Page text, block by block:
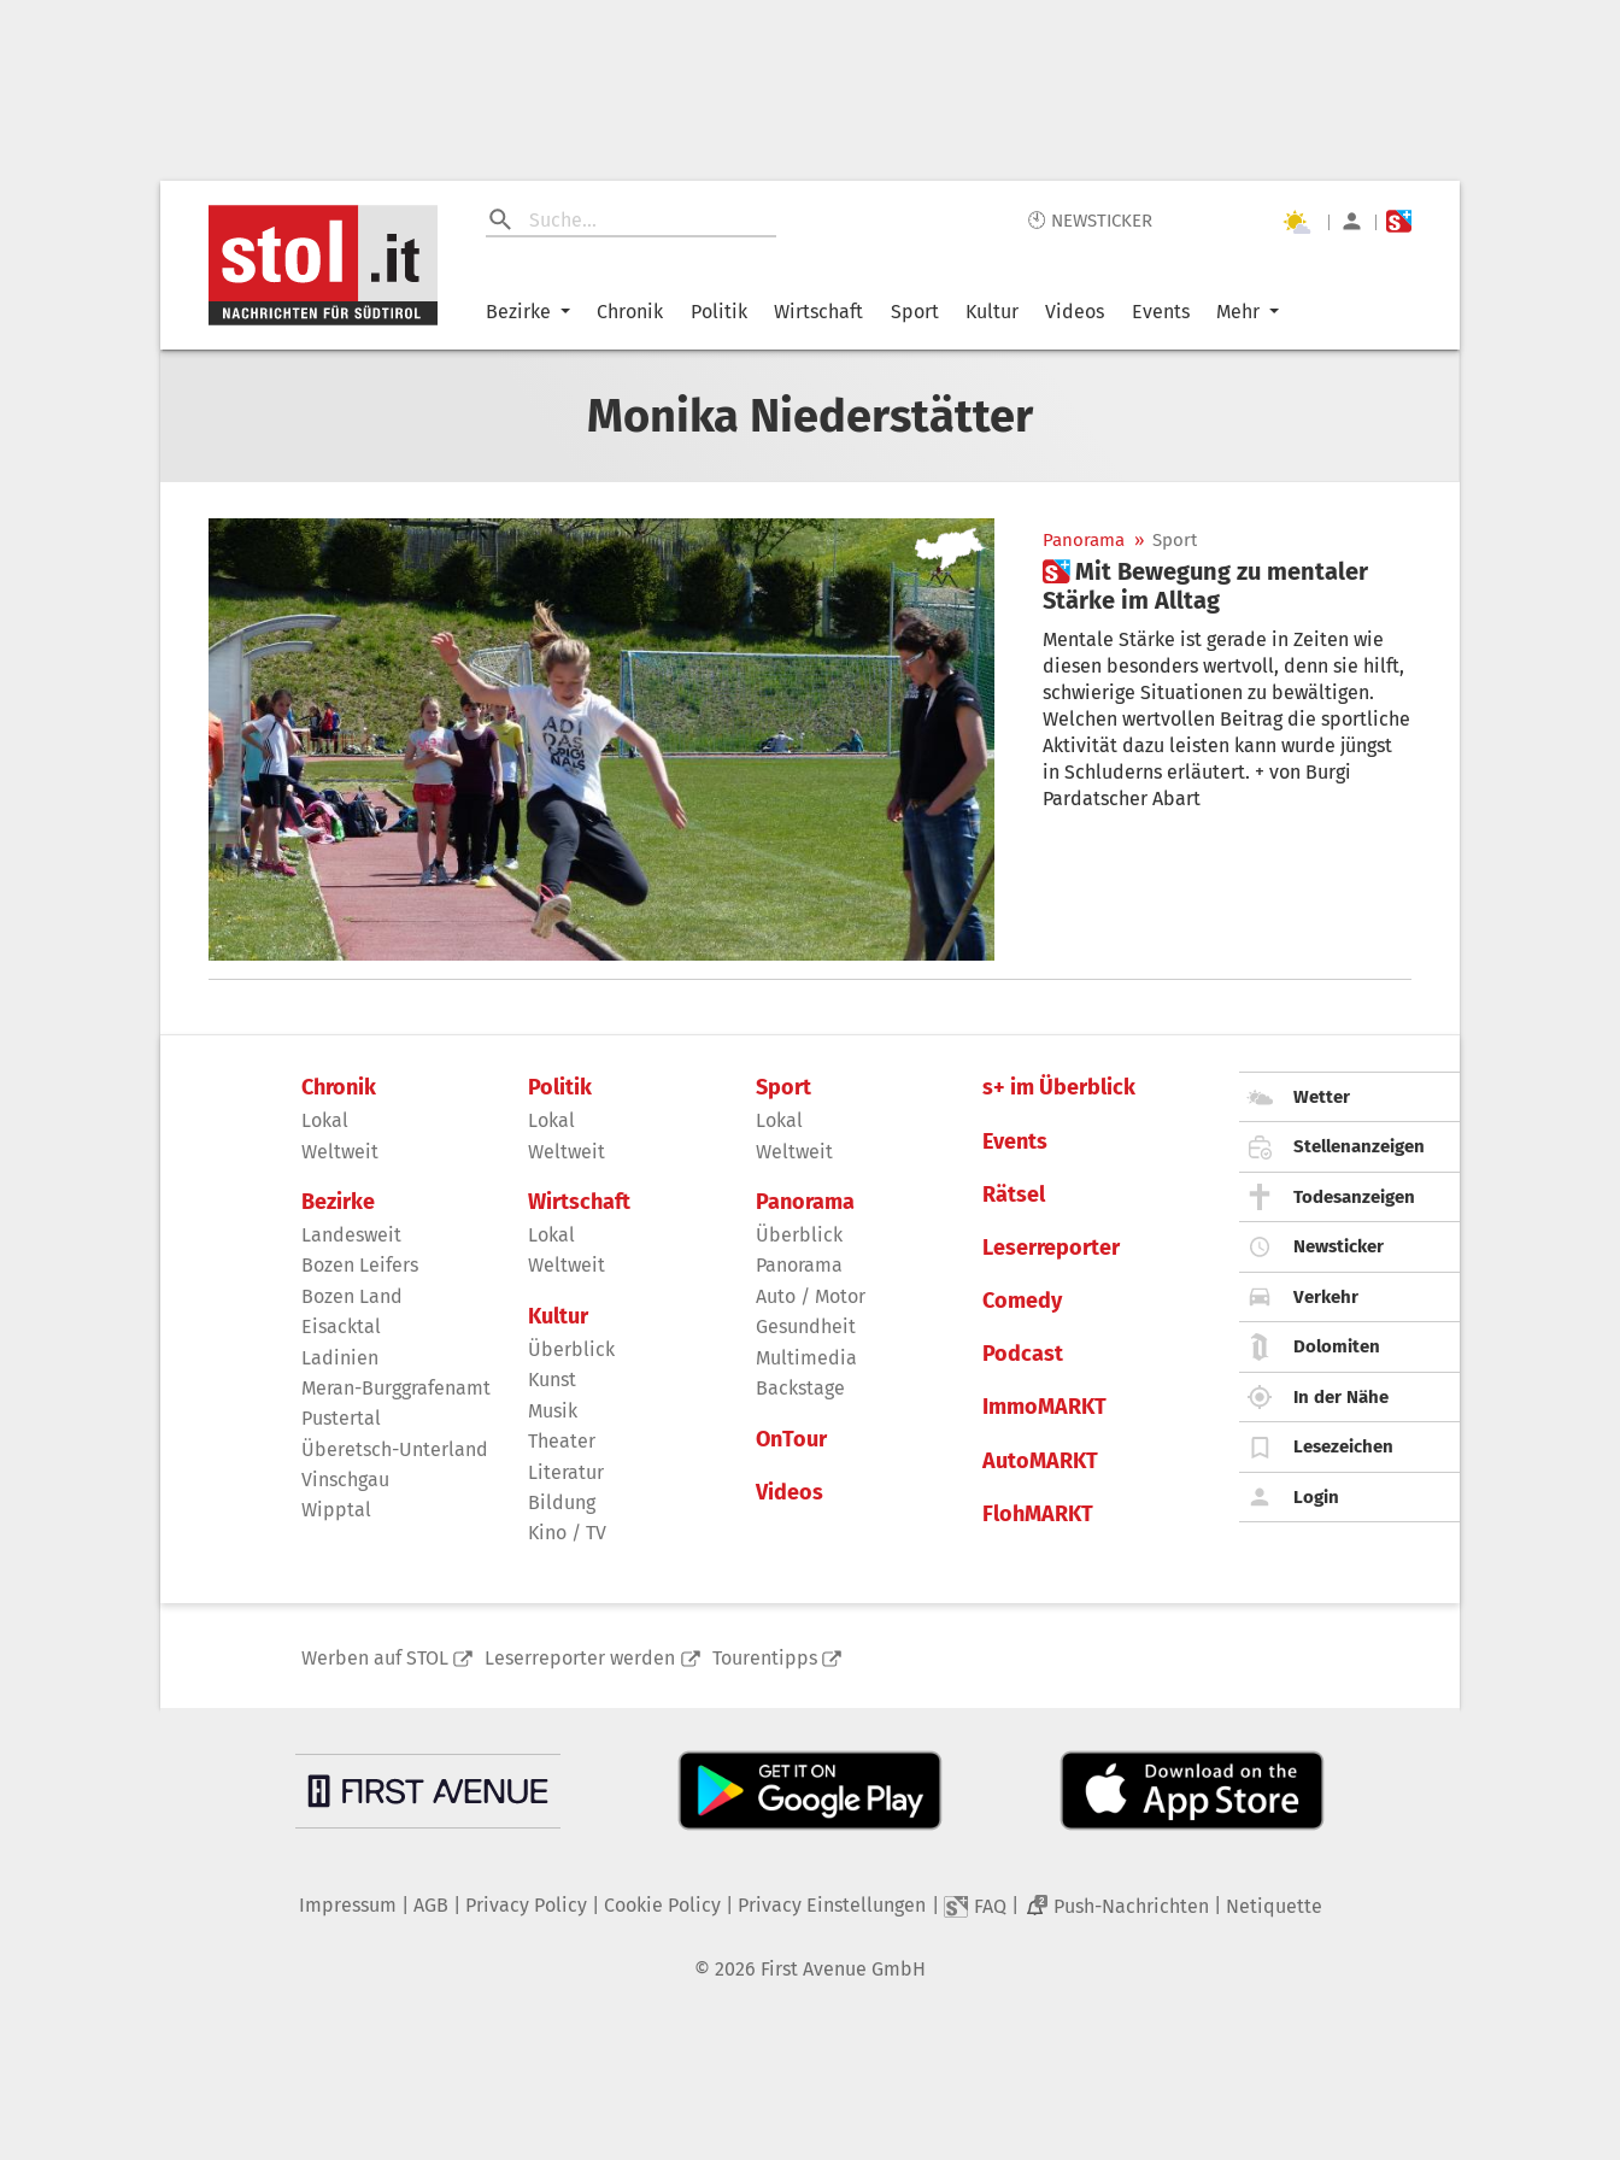
🕙 NEWSTICKER | |
Bezirke Chronik Politik Wirtschaft Sport Kultur Videos Events Mehr
Monika Niederstätter
Panorama » Sport
 Mit Bewegung zu mentaler
Stärke im Alltag
Mentale Stärke ist gerade in Zeiten wie
diesen besonders wertvoll, denn sie hilft,
schwierige Situationen zu bewältigen.
Welchen wertvollen Beitrag die sportliche
Aktivität dazu leisten kann wurde jüngst
in Schluderns erläutert. + von Burgi
Pardatscher Abart
Chronik
Lokal
Weltweit
Bezirke
Landesweit
Bozen Leifers
Bozen Land
Eisacktal
Ladinien
Meran-Burggrafenamt
Pustertal
Überetsch-Unterland
Vinschgau
Wipptal
Politik
Lokal
Weltweit
Wirtschaft
Lokal
Weltweit
Kultur
Überblick
Kunst
Musik
Theater
Literatur
Bildung
Kino / TV
Sport
Lokal
Weltweit
Panorama
Überblick
Panorama
Auto / Motor
Gesundheit
Multimedia
Backstage
OnTour
Videos
s+ im Überblick
Events
Rätsel
Leserreporter
Comedy
Podcast
ImmoMARKT
AutoMARKT
FlohMARKT
Wetter
Stellenanzeigen
Todesanzeigen
Newsticker
Verkehr
Dolomiten
In der Nähe
Lesezeichen
Login
Werben auf STOL Leserreporter werden Tourentipps
Impressum AGB Privacy Policy| Cookie Policy| Privacy Einstellungen FAQ 2 Push-Nachrichten Netiquette
© 2026 First Avenue GmbH